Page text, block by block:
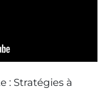
: Stratégies à